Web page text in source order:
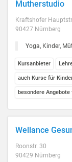
Mutherstudio
Kraftshofer
90427 Nürnberg
Yoga, Kinder,
Kursanbieter
auch Kurse für
besondere
Wellance
Roonstr. 30
90429 Nürnberg